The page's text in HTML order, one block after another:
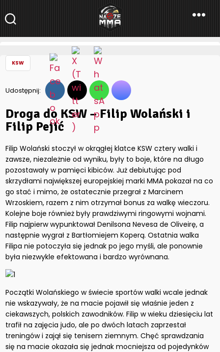
NaszeMMA
»Aktualności Polskie MMA
Filip Wolański i Filip Pejić
KSW
Udostępnij:
Droga do KSW – Filip Wolański i
Filip Pejić
Filip Wolański stoczył w okrągłej klatce KSW cztery walki i
zawsze, niezależnie od wyniku, były to boje, które na długo
pozostawały w pamięci kibiców. Już debiutując pod
skrzydłami największej europejskiej marki MMA pokazał na co
go stać i mimo, że ostatecznie przegrał z Marcinem
Wrzoskiem, razem z nim otrzymał bonus za walkę wieczoru.
Kolejne boje również były prawdziwymi ringowymi wojnami.
Filip najpierw wypunktował Denilsona Nevesa de Oliveirę, a
następnie wygrał z Bartłomiejem Koperą. Ostatnia walka
Filipa nie potoczyła się jednak po jego myśli, ale ponownie
była niezwykle efektowana i bardzo wyrównana.
Początki Wolańskiego w świecie sportów walki wcale jednak
nie wskazywały, że na macie pojawił się właśnie jeden z
ciekawszych, polskich zawodników. Filip w wieku dziesięciu lat
trafił na zajęcia judo, ale po dwóch latach zaprzestał
treningów i zajął się tenisem ziemnym. Chęć sprawdzania
się na macie okazała się jednak mocniejsza od pojedynków